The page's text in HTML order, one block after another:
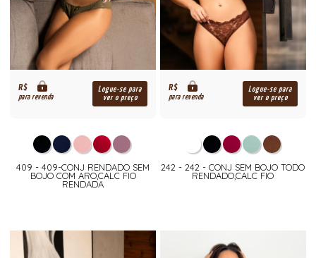
R$
para revenda
Logue-se para
ver o preço
409 - 409-CONJ RENDADO SEM
BOJO COM ARO,CALC FIO
RENDADA
R$
para revenda
Logue-se para
ver o preço
242 - 242 - CONJ SEM BOJO TODO
RENDADO,CALC FIO